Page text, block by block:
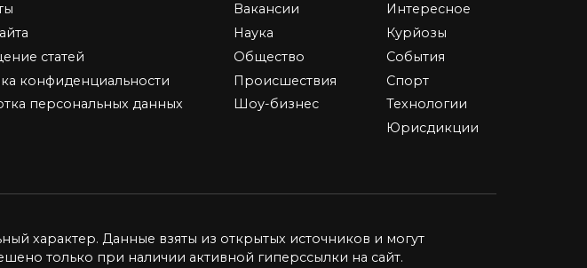
синергии в бизнесе
Corp. Тимур Турлов строит
экспертиза: ключ к
объективности и
обоснованным
решениям
В современном мире, полном
динамики и перемен,
статей
конфиденциальности
персональных данных
Вакансии
Наука
Общество
Происшествия
Шоу-бизнес
Интересное
Курйозы
События
Спорт
Технологии
Юрисдикции
характер. Данные взяты из открытых источников и могут
только при наличии активной гиперссылки на сайт.